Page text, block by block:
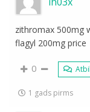
zithromax 500mg
flagyl 200mg price
0
1 gads pirms